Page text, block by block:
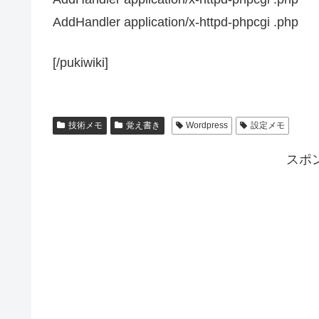
AddHandler application/x-httpd-phpcgi .php
[/pukiwiki]
技術メモ 覚え書き Wordpress 設定メモ
スポ